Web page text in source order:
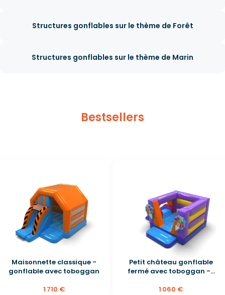
Structures gonflables sur le thème de Forêt
Structures gonflables sur le thème de Marin
Bestsellers
Maisonnette classique -
gonflable avec toboggan
1 710 €
Petit château gonflable
fermé avec toboggan -...
1 060 €